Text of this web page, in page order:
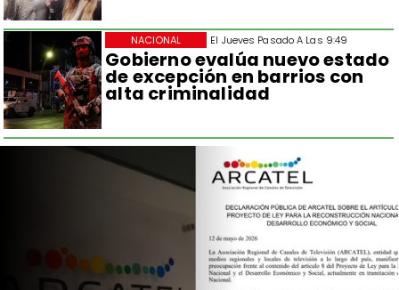
El Jueves Pasado A Las 9:49
Gobierno evalúa nuevo estado
de excepción en barrios con
alta criminalidad
NACIONAL